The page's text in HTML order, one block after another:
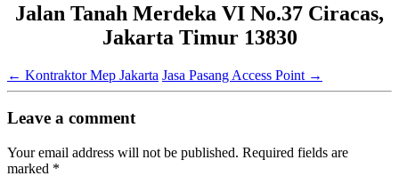
Jalan Tanah Merdeka VI No.37 Ciracas,
Jakarta Timur 13830
← Kontraktor Mep Jakarta Jasa Pasang Access Point →
Leave a comment
Your email address will not be published. Required fields are
marked *